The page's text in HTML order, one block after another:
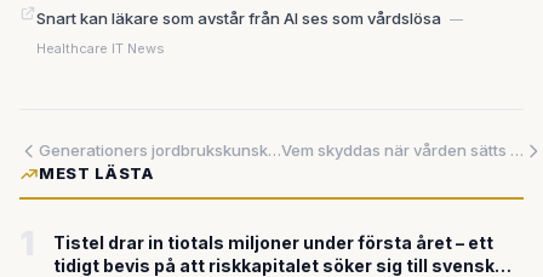
Snart kan läkare som avstår från AI ses som vårdslösa —
Healthcare IT News
Generationers jordbrukskunskap riskerar att försvinna för alltid – robotar och AI testas som en del av lösningen
Vem skyddas när vården sätts i gungning – och vem lämnas bakom?
MEST LÄSTA
Tistel drar in tiotals miljoner under första året – ett
tidigt bevis på att riskkapitalet söker sig till svensk